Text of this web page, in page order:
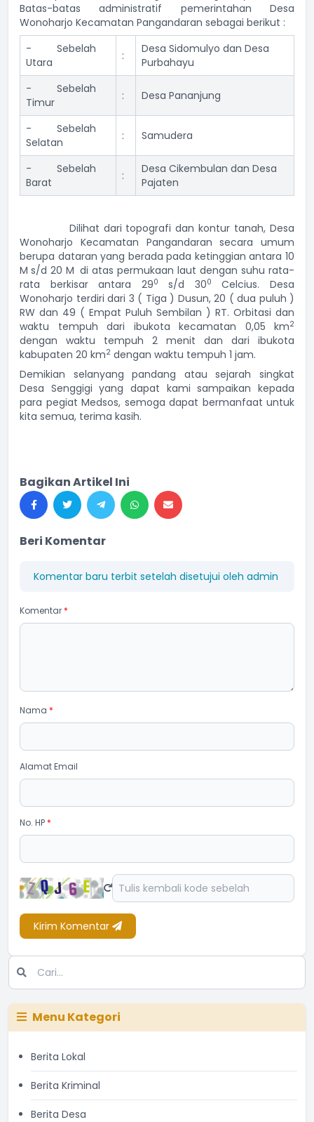
Batas-batas administratif pemerintahan Desa
Wonoharjo Kecamatan Pangandaran sebagai berikut :
- Sebelah
Utara
:
Desa Sidomulyo dan Desa
Purbahayu
- Sebelah
Timur
: Desa Pananjung
- Sebelah
Selatan
: Samudera
- Sebelah
Barat
:
Desa Cikembulan dan Desa
Pajaten
Dilihat dari topografi dan kontur tanah, Desa
Wonoharjo Kecamatan Pangandaran secara umum
berupa dataran yang berada pada ketinggian antara 10
M s/d 20 M di atas permukaan laut dengan suhu rata-
rata berkisar antara 290 s/d 300
Celcius. Desa
Wonoharjo terdiri dari 3 ( Tiga ) Dusun, 20 ( dua puluh )
RW dan 49 ( Empat Puluh Sembilan ) RT. Orbitasi dan
waktu tempuh dari ibukota kecamatan 0,05 km2
dengan waktu tempuh 2 menit dan dari ibukota
kabupaten 20 km2 dengan waktu tempuh 1 jam.
Demikian selanyang pandang atau sejarah singkat
Desa Senggigi yang dapat kami sampaikan kepada
para pegiat Medsos, semoga dapat bermanfaat untuk
kita semua, terima kasih.
Bagikan Artikel Ini
Beri Komentar
Komentar baru terbit setelah disetujui oleh admin
Komentar *
Nama *
Alamat Email
No. HP *
Kirim Komentar
Menu Kategori
Berita Lokal
Berita Kriminal
Berita Desa